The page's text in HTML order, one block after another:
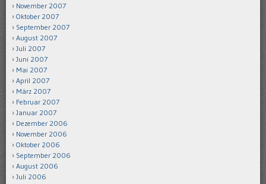
November 2007
Oktober 2007
September 2007
August 2007
Juli 2007
Juni 2007
Mai 2007
April 2007
März 2007
Februar 2007
Januar 2007
Dezember 2006
November 2006
Oktober 2006
September 2006
August 2006
Juli 2006